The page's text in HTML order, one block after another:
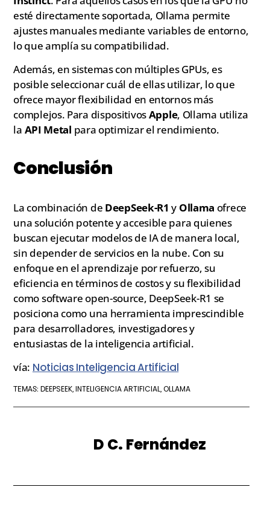
esté directamente soportada, Ollama permite
ajustes manuales mediante variables de entorno,
lo que amplía su compatibilidad.
Además, en sistemas con múltiples GPUs, es
posible seleccionar cuál de ellas utilizar, lo que
ofrece mayor flexibilidad en entornos más
complejos. Para dispositivosApple, Ollama utiliza
la API Metal para optimizar el rendimiento.
Conclusión
La combinación de DeepSeek-R1 y Ollama ofrece
una solución potente y accesible para quienes
buscan ejecutar modelos de IA de manera local,
sin depender de servicios en la nube. Con su
enfoque en el aprendizaje por refuerzo, su
eficiencia en términos de costos y su flexibilidad
como software open-source, DeepSeek-R1 se
posiciona como una herramienta imprescindible
para desarrolladores, investigadores y
entusiastas de la inteligencia artificial.
vía: Noticias Inteligencia Artificial
TEMAS: DEEPSEEK, INTELIGENCIA ARTIFICIAL,OLLAMA
D C. Fernández